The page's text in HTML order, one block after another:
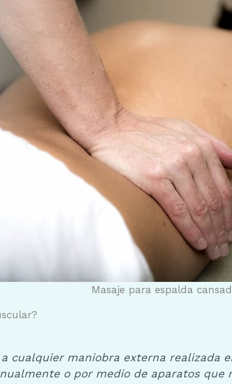
Masaje para espalda
cualquier maniobra externa realizada
o por medio de aparatos que